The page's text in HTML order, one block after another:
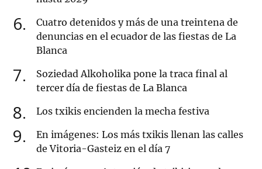
6
Cuatro detenidos y más de una treintena de
denuncias en el ecuador de las fiestas de La
Blanca
7
Soziedad Alkoholika pone la traca final al
tercer día de fiestas de La Blanca
8 Los txikis encienden la mecha festiva
9
En imágenes: Los más txikis llenan las calles
de Vitoria-Gasteiz en el día 7